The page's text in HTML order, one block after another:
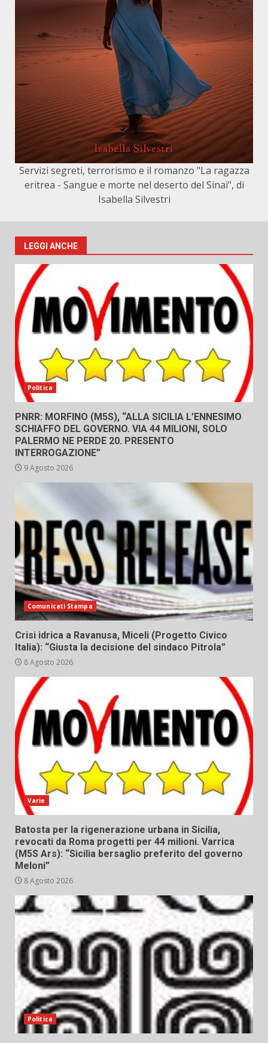
Servizi segreti, terrorismo e il romanzo "La ragazza
eritrea - Sangue e morte nel deserto del Sinai", di
Isabella Silvestri
LEGGI ANCHE
Politica
PNRR: MORFINO (M5S), “ALLA SICILIA L’ENNESIMO
SCHIAFFO DEL GOVERNO. VIA 44 MILIONI, SOLO
PALERMO NE PERDE 20. PRESENTO
INTERROGAZIONE”
9 Agosto 2026
Comunicati Stampa
Crisi idrica a Ravanusa, Miceli (Progetto Civico
Italia): “Giusta la decisione del sindaco Pitrola”
8 Agosto 2026
Varie
Batosta per la rigenerazione urbana in Sicilia,
revocati da Roma progetti per 44 milioni. Varrica
(M5S Ars): “Sicilia bersaglio preferito del governo
Meloni”
8 Agosto 2026
Politica